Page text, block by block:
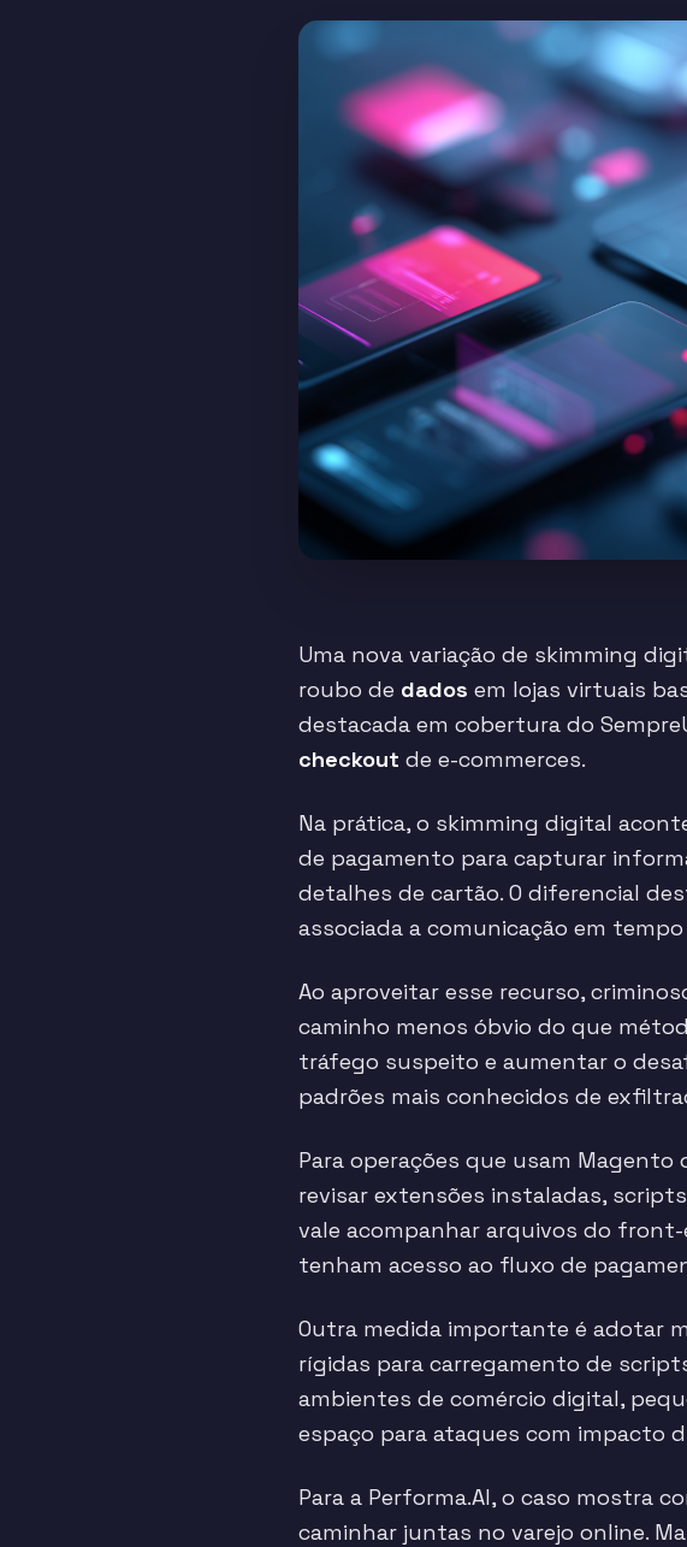
Uma nova variação de skimming
roubo de dados em lojas virtuais
destacada em cobertura do
checkout de e-commerces.
Na prática, o skimming digital
de pagamento para capturar
detalhes de cartão. O diferencial
associada a comunicação em
Ao aproveitar esse recurso,
caminho menos óbvio do que
tráfego suspeito e aumentar o
padrões mais conhecidos de
Para operações que usam Magento
revisar extensões instaladas,
vale acompanhar arquivos do
tenham acesso ao fluxo de
Outra medida importante é adotar
rígidas para carregamento de
ambientes de comércio digital,
espaço para ataques com impacto
Para a Performa.AI, o caso mostra
caminhar juntas no varejo online.